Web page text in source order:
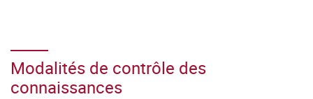
Modalités de contrôle des
connaissances